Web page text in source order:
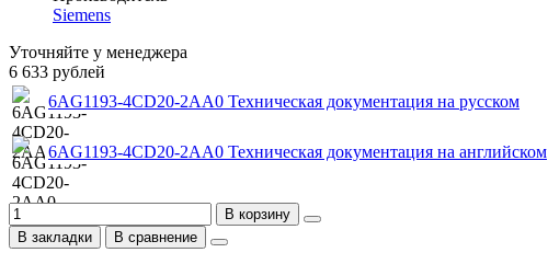
Siemens
Уточняйте у менеджера
6 633 рублей
6AG1193-4CD20-2AA0 Техническая документация на русском
6AG1193-4CD20-2AA0 Техническая документация на английском
В корзину
В закладки
В сравнение